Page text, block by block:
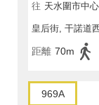
往 天水圍市中心
皇后街, 干諾道
距離 70m
969A